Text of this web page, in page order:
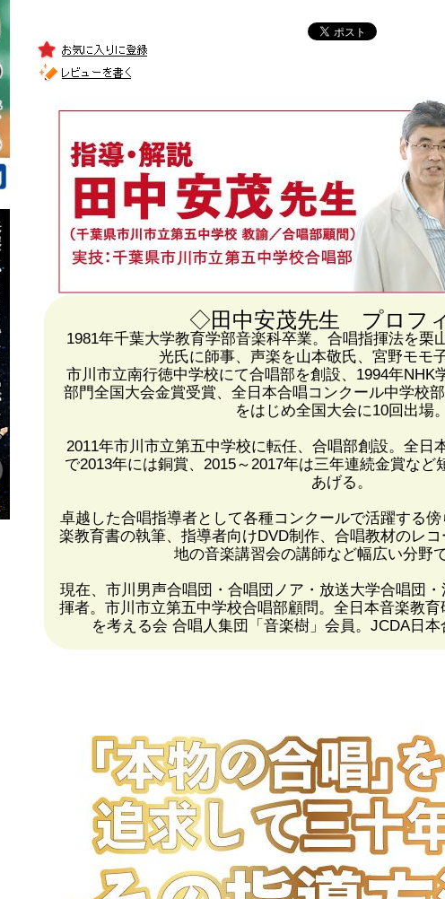
◇田中安茂先生 プロフ
1981年千葉大学教育学部音楽科卒業。合唱指揮法を栗
光氏に師事、声楽を山本敬氏、宮野モモ
市川市立南行徳中学校にて合唱部を創設、1994年NHK
部門全国大会金賞受賞、全日本合唱コンクール中学校
をはじめ全国大会に10回出場。
2011年市川市立第五中学校に転任、合唱部創設。全日
で2013年には銅賞、2015～2017年は三年連続金賞など
あげる。
卓越した合唱指導者として各種コンクールで活躍する
楽教育書の執筆、指導者向けDVD制作、合唱教材のレ
地の音楽講習会の講師など幅広い分野
現在、市川男声合唱団・合唱団ノア・放送大学合唱団
揮者。市川市立第五中学校合唱部顧問。全日本音楽教
を考える会 合唱人集団「音楽樹」会員。JCDA日本